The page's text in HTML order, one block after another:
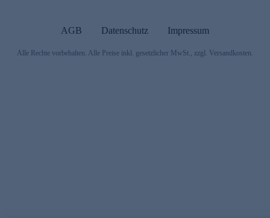
AGB Datenschutz Impressum
Alle Rechte vorbehalten. Alle Preise inkl. gesetzlicher MwSt., zzgl. Versandkosten.